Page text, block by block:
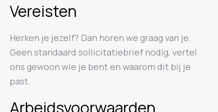
Vereisten
Herken je jezelf? Dan horen we graag van je.
Geen standaard sollicitatiebrief nodig, vertel
ons gewoon wie je bent en waarom dit bij je
past.
Arbeidsvoorwaarden